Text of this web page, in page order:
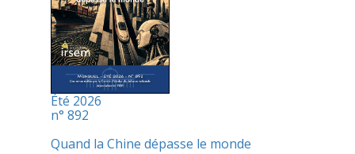
Été 2026
n° 892
Quand la Chine dépasse le monde